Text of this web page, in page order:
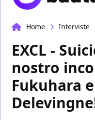
Home Interviste
EXCL -
nostro
Fukuhara